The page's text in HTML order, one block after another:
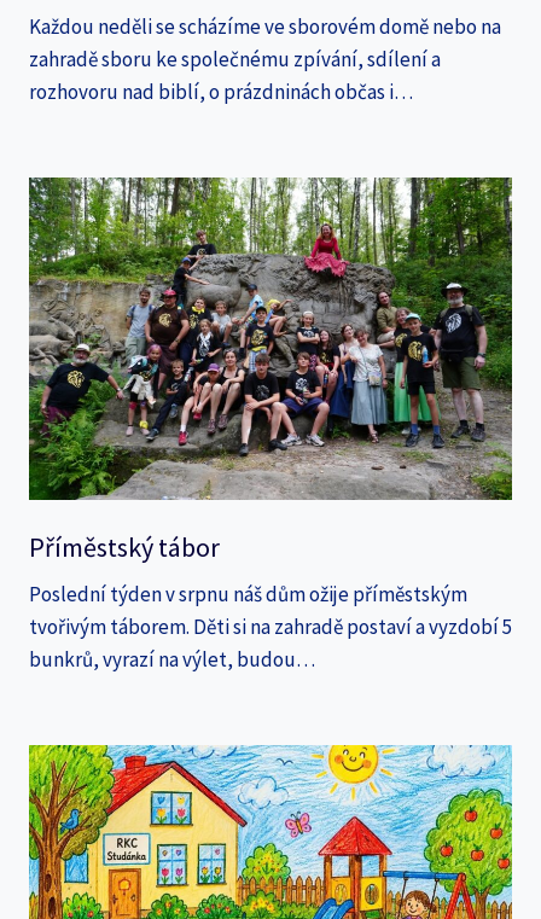
Každou neděli se scházíme ve sborovém domě nebo na
zahradě sboru ke společnému zpívání, sdílení a
rozhovoru nad biblí, o prázdninách občas i…
Příměstský tábor
Poslední týden v srpnu náš dům ožije příměstským
tvořivým táborem. Děti si na zahradě postaví a vyzdobí 5
bunkrů, vyrazí na výlet, budou…